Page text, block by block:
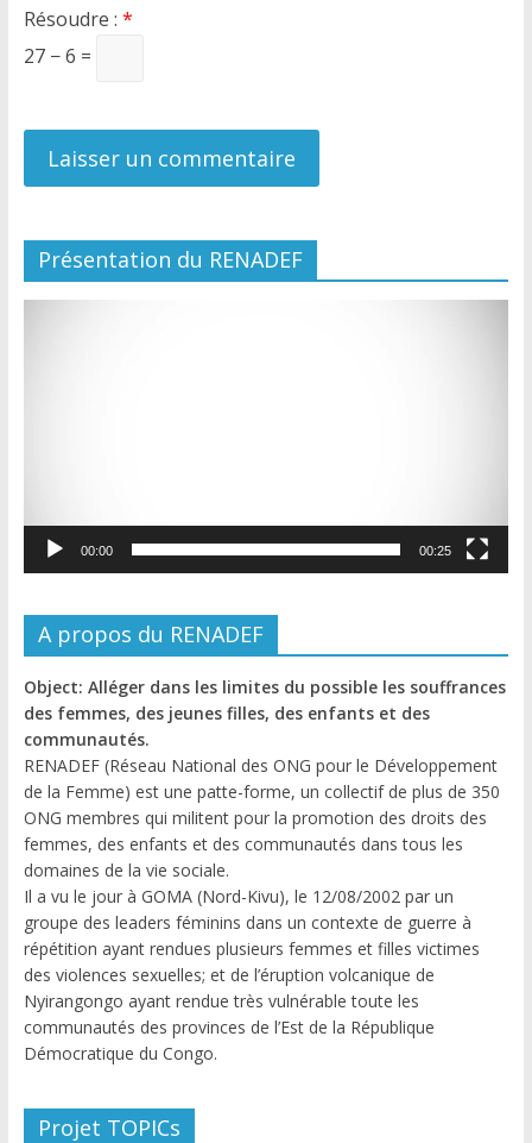
Résoudre : *
27 − 6 =
Présentation du RENADEF
00:00 00:25
A propos du RENADEF
Object: Alléger dans les limites du possible les souffrances
des femmes, des jeunes filles, des enfants et des
communautés.
RENADEF (Réseau National des ONG pour le Développement
de la Femme) est une patte-forme, un collectif de plus de 350
ONG membres qui militent pour la promotion des droits des
femmes, des enfants et des communautés dans tous les
domaines de la vie sociale.
Il a vu le jour à GOMA (Nord-Kivu), le 12/08/2002 par un
groupe des leaders féminins dans un contexte de guerre à
répétition ayant rendues plusieurs femmes et filles victimes
des violences sexuelles; et de l’éruption volcanique de
Nyirangongo ayant rendue très vulnérable toute les
communautés des provinces de l’Est de la République
Démocratique du Congo.
Projet TOPICs